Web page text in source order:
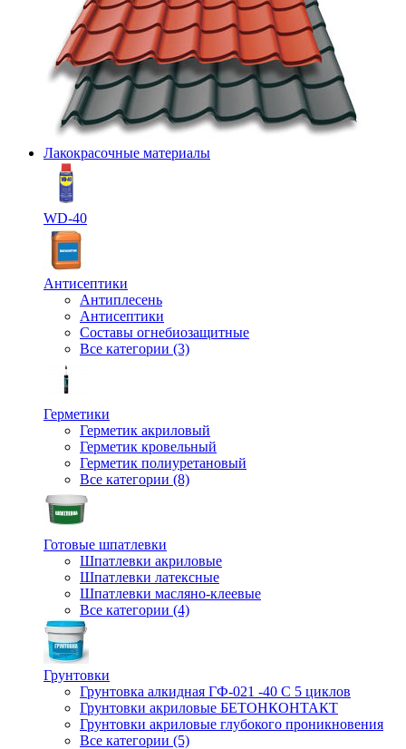
Лакокрасочные материалы
WD-40
Антисептики
Антиплесень
Антисептики
Составы огнебиозащитные
Все категории (3)
Герметики
Герметик акриловый
Герметик кровельный
Герметик полиуретановый
Все категории (8)
Готовые шпатлевки
Шпатлевки акриловые
Шпатлевки латексные
Шпатлевки масляно-клеевые
Все категории (4)
Грунтовки
Грунтовка алкидная ГФ-021 -40 С 5 циклов
Грунтовки акриловые БЕТОНКОНТАКТ
Грунтовки акриловые глубокого проникновения
Все категории (5)